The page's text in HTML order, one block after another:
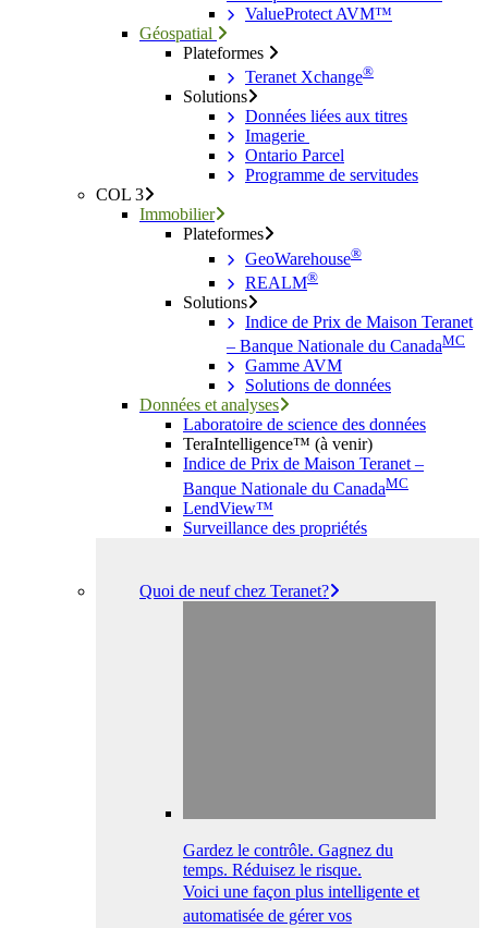
ValueProtect AVM™
Géospatial
Plateformes
Teranet Xchange®
Solutions
Données liées aux titres
Imagerie
Ontario Parcel
Programme de servitudes
COL 3
Immobilier
Plateformes
GeoWarehouse®
REALM®
Solutions
Indice de Prix de Maison Teranet
– Banque Nationale du CanadaMC
Gamme AVM
Solutions de données
Données et analyses
Laboratoire de science des données
TeraIntelligence™ (à venir)
Indice de Prix de Maison Teranet –
Banque Nationale du CanadaMC
LendView™
Surveillance des propriétés
Quoi de neuf chez Teranet?
Gardez le contrôle. Gagnez du
temps. Réduisez le risque.
Voici une façon plus intelligente et
automatisée de gérer vos